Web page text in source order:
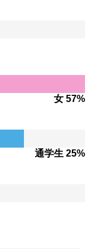
女 57%
通学生 25%